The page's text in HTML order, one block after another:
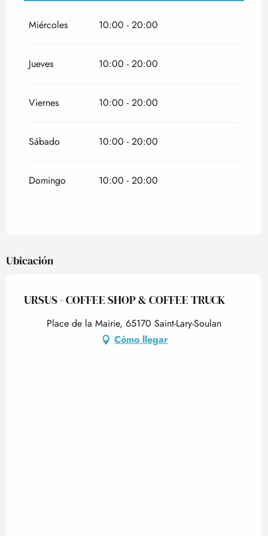
Del 1 enero 2026al 29 marzo 2026
Miércoles 10:00 - 20:00
Jueves 10:00 - 20:00
Viernes 10:00 - 20:00
Sábado 10:00 - 20:00
Domingo 10:00 - 20:00
Ubicación
URSUS - COFFEE SHOP & COFFEE TRUCK
Place de la Mairie, 65170 Saint-Lary-Soulan
Cómo llegar